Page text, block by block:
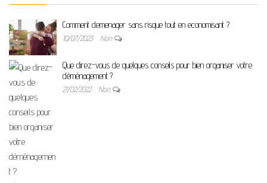
Comment demenager sans risque tout en economisant ?
10/07/2023 Non
Que direz-vous de quelques conseils pour bien organiser votre
déménagement ?
21/02/2022 Non